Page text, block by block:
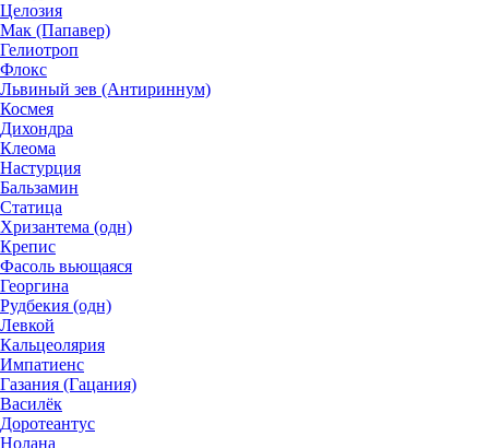
Целозия
Мак (Папавер)
Гелиотроп
Флокс
Львиный зев (Антириннум)
Космея
Дихондра
Клеома
Настурция
Бальзамин
Статица
Хризантема (одн)
Крепис
Фасоль вьющаяся
Георгина
Рудбекия (одн)
Левкой
Кальцеолярия
Импатиенс
Газания (Гацания)
Василёк
Доротеантус
Нолана